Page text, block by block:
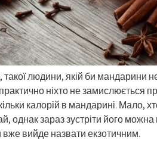
людини, якій би мандарини
ніхто не замислюється
калорій в мандарині. Мало,
однак зараз зустріти його
вийде назвати екзотичним.